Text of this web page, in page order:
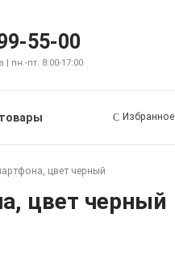
55-00
| пн.-пт. 8:00-17:00
Избранное
цвет черный
цвет черный